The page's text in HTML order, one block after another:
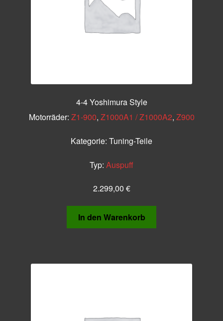
4-4 Yoshimura Style
Motorräder: Z1-900, Z1000A1 / Z1000A2, Z900
Kategorie: Tuning-Teile
Typ: Auspuff
2.299,00 €
In den Warenkorb